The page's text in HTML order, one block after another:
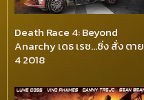
Death Race 4: Beyond
Anarchy เดธ เรซ…ซิ่ง สั่ง ตาย
4 2018